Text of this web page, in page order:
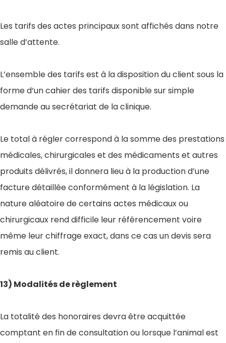
Les tarifs des actes principaux sont affichés dans notre
salle d’attente.
L’ensemble des tarifs est à la disposition du client sous la
forme d‘un cahier des tarifs disponible sur simple
demande au secrétariat de la clinique.
Le total à régler correspond à la somme des prestations
médicales, chirurgicales et des médicaments et autres
produits délivrés, il donnera lieu à la production d’une
facture détaillée conformément à la législation. La
nature aléatoire de certains actes médicaux ou
chirurgicaux rend difficile leur référencement voire
même leur chiffrage exact, dans ce cas un devis sera
remis au client.
13) Modalités de règlement
La totalité des honoraires devra être acquittée
comptant en fin de consultation ou lorsque l’animal est